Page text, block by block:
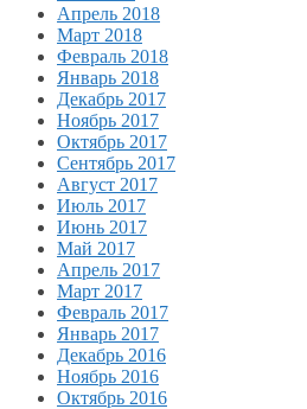
Апрель 2018
Март 2018
Февраль 2018
Январь 2018
Декабрь 2017
Ноябрь 2017
Октябрь 2017
Сентябрь 2017
Август 2017
Июль 2017
Июнь 2017
Май 2017
Апрель 2017
Март 2017
Февраль 2017
Январь 2017
Декабрь 2016
Ноябрь 2016
Октябрь 2016